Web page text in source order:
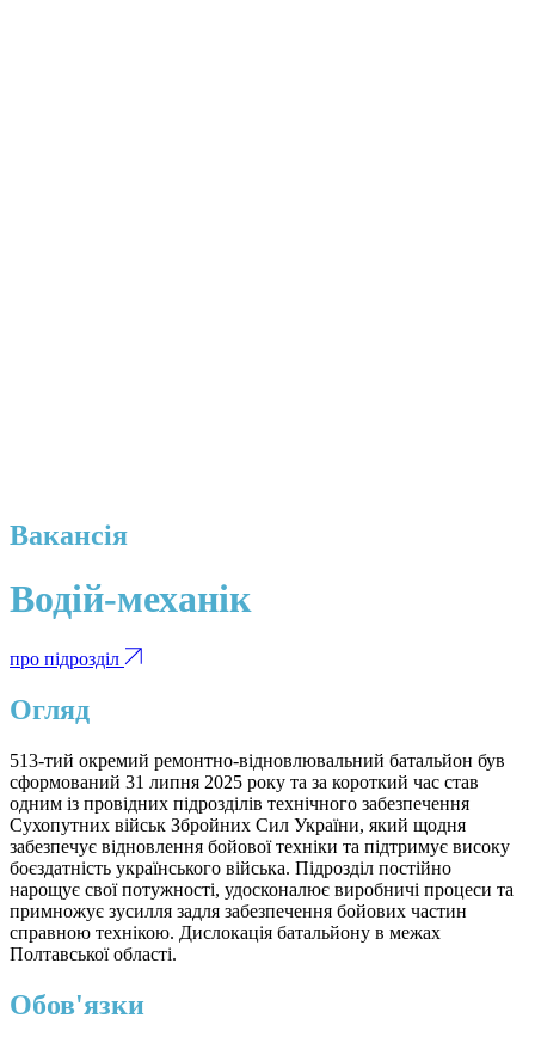
Вакансія
Водій-механік
про підрозділ
Огляд
513-тий окремий ремонтно-відновлювальний батальйон був
сформований 31 липня 2025 року та за короткий час став
одним із провідних підрозділів технічного забезпечення
Сухопутних військ Збройних Сил України, який щодня
забезпечує відновлення бойової техніки та підтримує високу
боєздатність українського війська. Підрозділ постійно
нарощує свої потужності, удосконалює виробничі процеси та
примножує зусилля задля забезпечення бойових частин
справною технікою. Дислокація батальйону в межах
Полтавської області.
Обов'язки